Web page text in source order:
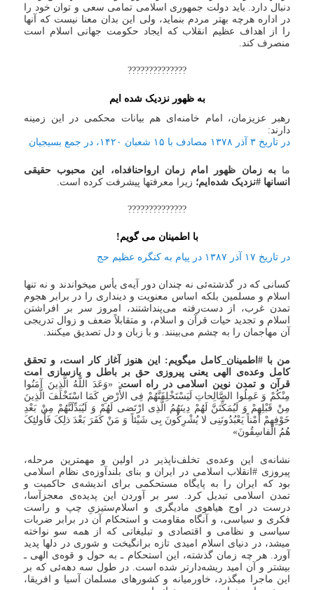
دنبال دارد. باید دولت جمهوری اسلامی تمامی سعی و توان خود را
در اداره هرچه بهتر مردم بنماید، ولی این بدان معنا نیست که آنها
را از اهداف عظیم انقلاب که ایجاد حکومت جهانی اسلام است
منصرف کند.
??????????????
به ظهور نزدیک شده ایم
رهبر عزیزمان، امام خامنه‌ای هم بیانات محکمی در این زمینه
دارند:
در تاریخ ۳ آذر ۱۳۷۸ مصادف با ۱۵ شعبان ۱۴۲۰، در جمع بسیجیان
مابه زمان ظهور امام زمان ارواحنافداه، این محبوب حقیقی
انسانها #نزدیک شده‌ایم؛ زیرا معرفتها پیشرفت کرده است.
??????????????
با اطمینان می گویم!
در تاریخ ۱۷ آذر ۱۳۸۷ در پیام به کنگره عظیم حج
کسانی که در گذشته‌ئی نه چندان دور آیه‌ی یأس میخواندند و نه تنها
اسلام و مسلمین بلکه اساس معنویت و دینداری را در برابر هجوم
تمدن غرب، از دست‌رفته می‌پنداشتند، امروز سر بر افراشتن
اسلام و تجدید حیات قرآن و اسلام، و متقابلاً ضعف و زوال تدریجی
آن مهاجمان را به چشم می‌بینند. و با زبان و دل تصدیق میکنند.
من با #اطمینان_کامل میگویم: این هنوز آغاز کار است، و تحقق
کامل وعده‌ی الهی یعنی پیروزی حق بر باطل و بازسازی امت
قرآن و تمدن نوین اسلامی در راه است: «وَعَدَ اللَّهُ الَّذِینَ آمَنُوا
مِنْکُمْ وَ عَمِلُوا الصَّالِحاتِ لَیَسْتَخْلِفَنَّهُمْ فِی الأَْرْضِ کَمَا اسْتَخْلَفَ الَّذِینَ
مِنْ قَبْلِهِمْ وَ لَیُمَکِّنَنَّ لَهُمْ دِینَهُمُ الَّذِی ارْتَضی‌ لَهُمْ وَ لَیُبَدِّلَنَّهُمْ مِنْ بَعْدِ
خَوْفِهِمْ أَمْناً یَعْبُدُونَنِی لا یُشْرِکُونَ بِی شَیْئاً وَ مَنْ کَفَرَ بَعْدَ ذلِکَ فَأُولئِکَ
هُمُ الْفاسِقُونَ»
نشانه‌ی این وعده‌ی تخلف‌ناپذیر در اولین و مهمترین مرحله،
پیروزی #انقلاب اسلامی در ایران و بنای بلندآوزه‌ی نظام اسلامی
بود که ایران را به پایگاه مستحکمی برای اندیشه‌ی حاکمیت و
تمدن اسلامی تبدیل کرد. سر بر آوردن این پدیده‌ی معجز‌آسا،
درست در اوج هیاهوی مادیگری و اسلام‌ستیزیِ چپ و راست
فکری و سیاسی، و آنگاه مقاومت و استحکام آن در برابر ضربات
سیاسی و نظامی و اقتصادی و تبلیغاتی که از همه سو نواخته
میشد، در دنیای اسلام امیدی تازه برانگیخت و شوری در دلها پدید
آورد. هر چه زمان گذشته، این استحکام ـ به حول و قوه‌ی الهی ـ
بیشتر و آن امید ریشه‌دارتر شده است. در طول سه دهه‌ئی که بر
این ماجرا میگذرد، خاورمیانه و کشورهای مسلمان آسیا و افریقا،